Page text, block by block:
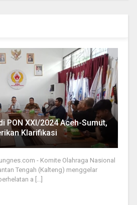
PON XXI/2024 Aceh-Sumut,
Klarifikasi
- Komite Olahraga Nasional
Tengah (Kalteng) menggelar
a [...]